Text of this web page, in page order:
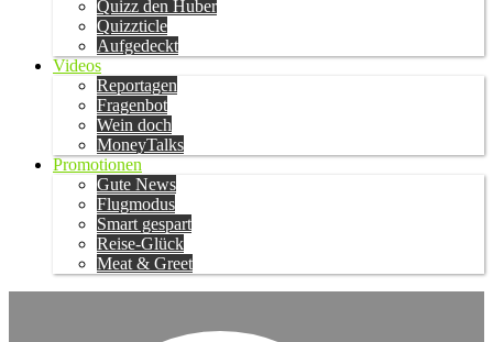
Quizz den Huber
Quizzticle
Aufgedeckt
Videos
Reportagen
Fragenbot
Wein doch
MoneyTalks
Promotionen
Gute News
Flugmodus
Smart gespart
Reise-Glück
Meat & Greet